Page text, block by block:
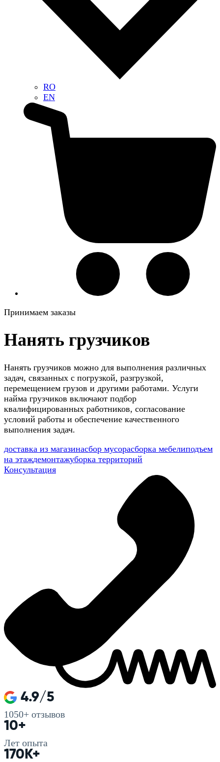
RO
EN
Принимаем заказы
Нанять грузчиков
Нанять грузчиков можно для выполнения различных
задач, связанных с погрузкой, разгрузкой,
перемещением грузов и другими работами. Услуги
найма грузчиков включают подбор
квалифицированных работников, согласование
условий работы и обеспечение качественного
выполнения задач.
доставка из магазинасбор мусорасборка мебелиподъем
на этаждемонтажуборка территорий
Консультация
4.9/5
1050+ отзывов
10+
Лет опыта
170K+